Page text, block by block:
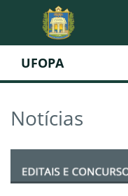
UFOPA
Notícias